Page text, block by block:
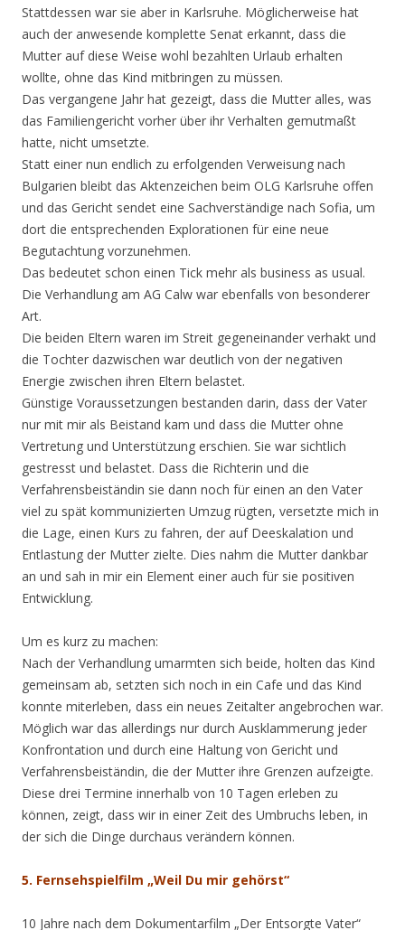
Stattdessen war sie aber in Karlsruhe. Möglicherweise hat
auch der anwesende komplette Senat erkannt, dass die
Mutter auf diese Weise wohl bezahlten Urlaub erhalten
wollte, ohne das Kind mitbringen zu müssen.
Das vergangene Jahr hat gezeigt, dass die Mutter alles, was
das Familiengericht vorher über ihr Verhalten gemutmaßt
hatte, nicht umsetzte.
Statt einer nun endlich zu erfolgenden Verweisung nach
Bulgarien bleibt das Aktenzeichen beim OLG Karlsruhe offen
und das Gericht sendet eine Sachverständige nach Sofia, um
dort die entsprechenden Explorationen für eine neue
Begutachtung vorzunehmen.
Das bedeutet schon einen Tick mehr als business as usual.
Die Verhandlung am AG Calw war ebenfalls von besonderer
Art.
Die beiden Eltern waren im Streit gegeneinander verhakt und
die Tochter dazwischen war deutlich von der negativen
Energie zwischen ihren Eltern belastet.
Günstige Voraussetzungen bestanden darin, dass der Vater
nur mit mir als Beistand kam und dass die Mutter ohne
Vertretung und Unterstützung erschien. Sie war sichtlich
gestresst und belastet. Dass die Richterin und die
Verfahrensbeiständin sie dann noch für einen an den Vater
viel zu spät kommunizierten Umzug rügten, versetzte mich in
die Lage, einen Kurs zu fahren, der auf Deeskalation und
Entlastung der Mutter zielte. Dies nahm die Mutter dankbar
an und sah in mir ein Element einer auch für sie positiven
Entwicklung.
Um es kurz zu machen:
Nach der Verhandlung umarmten sich beide, holten das Kind
gemeinsam ab, setzten sich noch in ein Cafe und das Kind
konnte miterleben, dass ein neues Zeitalter angebrochen war.
Möglich war das allerdings nur durch Ausklammerung jeder
Konfrontation und durch eine Haltung von Gericht und
Verfahrensbeiständin, die der Mutter ihre Grenzen aufzeigte.
Diese drei Termine innerhalb von 10 Tagen erleben zu
können, zeigt, dass wir in einer Zeit des Umbruchs leben, in
der sich die Dinge durchaus verändern können.
5. Fernsehspielfilm „Weil Du mir gehörst“
10 Jahre nach dem Dokumentarfilm „Der Entsorgte Vater“